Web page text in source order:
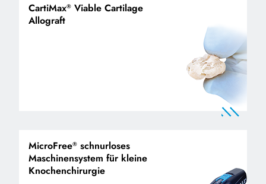
CartiMax® Viable Cartilage
Allograft
MicroFree® schnurloses
Maschinensystem für kleine
Knochenchirurgie